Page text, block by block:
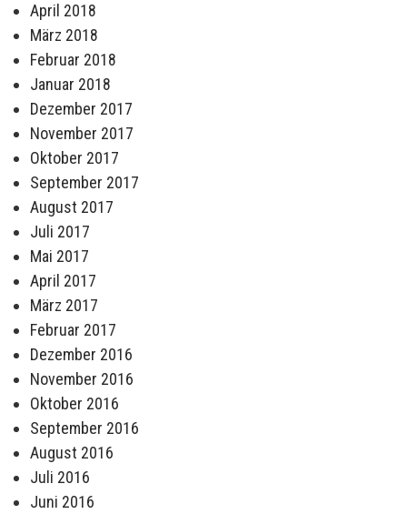
April 2018
März 2018
Februar 2018
Januar 2018
Dezember 2017
November 2017
Oktober 2017
September 2017
August 2017
Juli 2017
Mai 2017
April 2017
März 2017
Februar 2017
Dezember 2016
November 2016
Oktober 2016
September 2016
August 2016
Juli 2016
Juni 2016